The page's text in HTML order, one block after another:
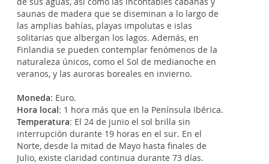
saunas de madera que se diseminan a lo largo de
las amplias bahías, playas impolutas e islas
solitarias que albergan los lagos. Además, en
Finlandia se pueden contemplar fenómenos de la
naturaleza únicos, como el Sol de medianoche en
veranos, y las auroras boreales en invierno.
Moneda: Euro.
Hora local: 1 hora más que en la Península Ibérica.
Temperatura: El 24 de junio el sol brilla sin
interrupción durante 19 horas en el sur. En el
Norte, desde la mitad de Mayo hasta finales de
Julio, existe claridad continua durante 73 días.